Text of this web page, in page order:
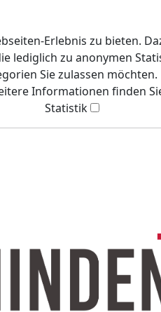
Erlebnis zu bieten.
lediglich zu anonymen
Sie zulassen
Informationen finden
Statistik